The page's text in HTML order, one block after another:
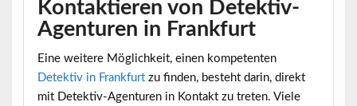
Kontaktieren von Detektiv-
Agenturen in Frankfurt
Eine weitere Möglichkeit, einen kompetenten
Detektiv in Frankfurtzu finden, besteht darin, direkt
mit Detektiv-Agenturen in Kontakt zu treten. Viele